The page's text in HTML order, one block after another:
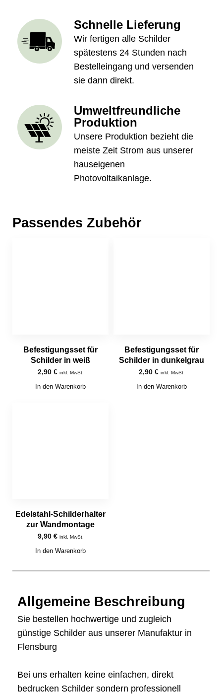
Schnelle Lieferung
Wir fertigen alle Schilder
spätestens 24 Stunden nach
Bestelleingang und versenden
sie dann direkt.
Umweltfreundliche
Produktion
Unsere Produktion bezieht die
meiste Zeit Strom aus unserer
hauseigenen
Photovoltaikanlage.
Passendes Zubehör
Befestigungsset für
Schilder in weiß
2,90 € inkl. MwSt.
In den Warenkorb
Befestigungsset für
Schilder in dunkelgrau
2,90 € inkl. MwSt.
In den Warenkorb
Edelstahl-Schilderhalter
zur Wandmontage
9,90 € inkl. MwSt.
In den Warenkorb
Allgemeine Beschreibung
Sie bestellen hochwertige und zugleich
günstige Schilder aus unserer Manufaktur in
Flensburg
Bei uns erhalten keine einfachen, direkt
bedrucken Schilder sondern professionell